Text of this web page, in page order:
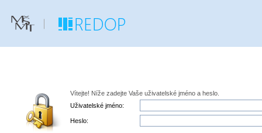
Vítejte! Níže zadejte Vaše uživatelské jméno a heslo.
Uživatelské jméno:
Heslo: